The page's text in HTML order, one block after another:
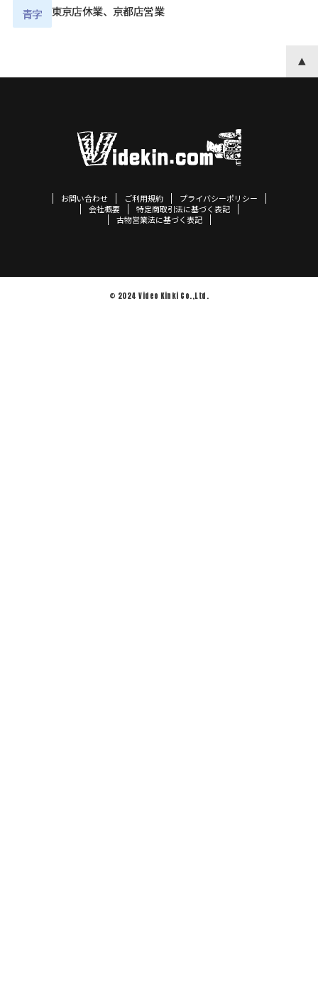
青字 東京店休業、京都店営業
お問い合わせ ご利用規約
プライバシーポリシー
会社概要
特定商取引法に基づく表記
古物営業法に基づく表記
© 2024 Video Kinki Co.,Ltd.